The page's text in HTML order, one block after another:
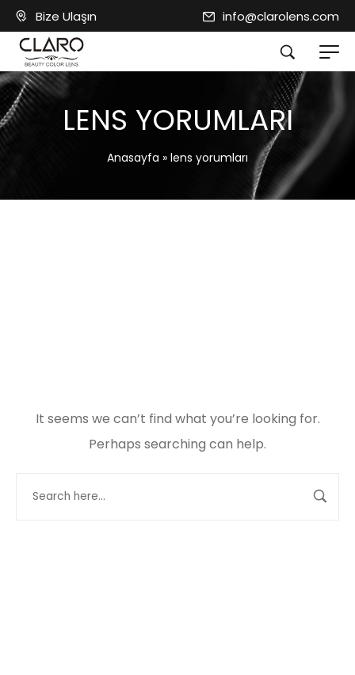
Bize Ulaşın info@clarolens.com
LENS YORUMLARI
Anasayfa » lens yorumları
It seems we can’t find what you’re looking for.
Perhaps searching can help.